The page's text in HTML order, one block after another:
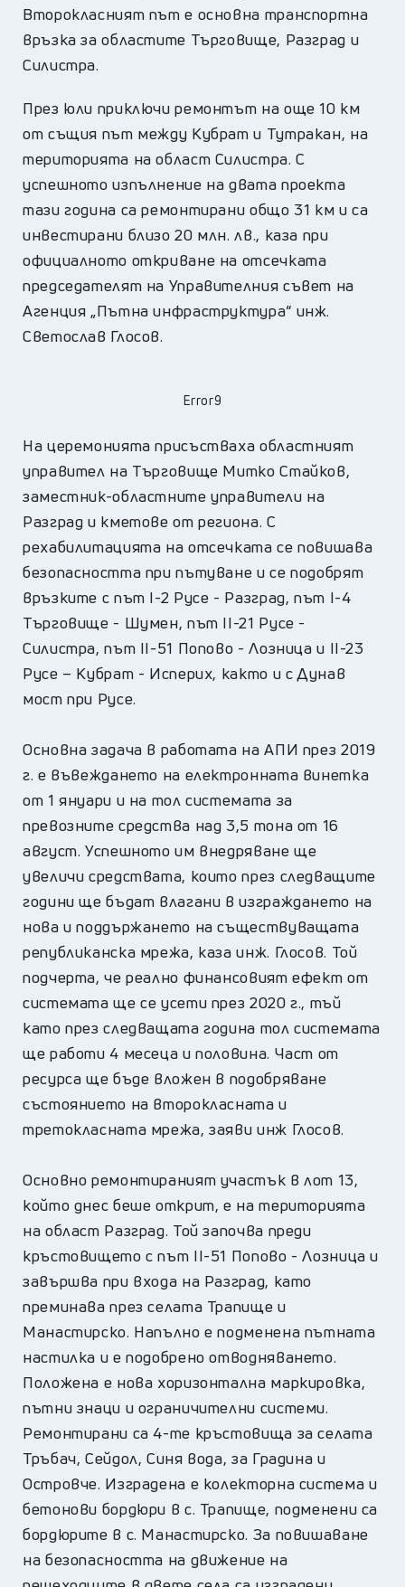
Второкласният път е основна транспортна
връзка за областите Търговище, Разград и
Силистра.
През юли приключи ремонтът на още 10 км
от същия път между Кубрат и Тутракан, на
територията на област Силистра. С
успешното изпълнение на двата проекта
тази година са ремонтирани общо 31 км и са
инвестирани близо 20 млн. лв., каза при
официалното откриване на отсечката
председателят на Управителния съвет на
Агенция „Пътна инфраструктура“ инж.
Светослав Глосов.
Error9
На церемонията присъстваха областният
управител на Търговище Митко Стайков,
заместник-областните управители на
Разград и кметове от региона. С
рехабилитацията на отсечката се повишава
безопасността при пътуване и се подобрят
връзките с път I-2 Русе - Разград, път I-4
Търговище - Шумен, път II-21 Русе -
Силистра, път ІІ-51 Попово - Лозница и ІІ-23
Русе – Кубрат - Исперих, както и с Дунав
мост при Русе.
Основна задача в работата на АПИ през 2019
г. е въвеждането на електронната винетка
от 1 януари и на тол системата за
превозните средства над 3,5 тона от 16
август. Успешното им внедряване ще
увеличи средствата, които през следващите
години ще бъдат влагани в изграждането на
нова и поддържането на съществуващата
републиканска мрежа, каза инж. Глосов. Той
подчерта, че реално финансовият ефект от
системата ще се усети през 2020 г., тъй
като през следващата година тол системата
ще работи 4 месеца и половина. Част от
ресурса ще бъде вложен в подобряване
състоянието на второкласната и
третокласната мрежа, заяви инж Глосов.
Основно ремонтираният участък в лот 13,
който днес беше открит, е на територията
на област Разград. Той започва преди
кръстовището с път ІІ-51 Попово - Лозница и
завършва при входа на Разград, като
преминава през селата Трапище и
Манастирско. Напълно е подменена пътната
настилка и е подобрено отводняването.
Положена е нова хоризонтална маркировка,
пътни знаци и ограничителни системи.
Ремонтирани са 4-те кръстовища за селата
Тръбач, Сейдол, Синя вода, за Градина и
Островче. Изградена е колекторна система и
бетонови бордюри в с. Трапище, подменени са
бордюрите в с. Манастирско. За повишаване
на безопасността на движение на